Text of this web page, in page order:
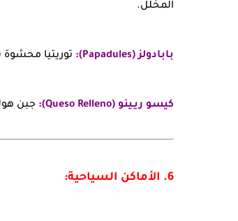
المخلل.
بابادولز (Papadules): توريتيا
كيسو ريـينو (Queso Relleno): جبن
6. الأماكن السياحية: